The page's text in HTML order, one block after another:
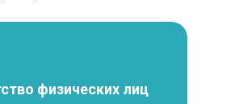
физических лиц